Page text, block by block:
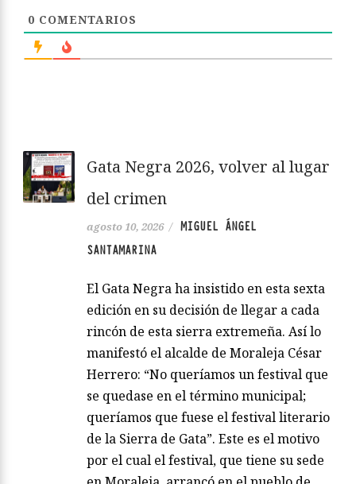
0 COMENTARIOS
Gata Negra 2026, volver al lugar
del crimen
agosto 10, 2026 / MIGUEL ÁNGEL
SANTAMARINA
El Gata Negra ha insistido en esta sexta
edición en su decisión de llegar a cada
rincón de esta sierra extremeña. Así lo
manifestó el alcalde de Moraleja César
Herrero: “No queríamos un festival que
se quedase en el término municipal;
queríamos que fuese el festival literario
de la Sierra de Gata”. Este es el motivo
por el cual el festival, que tiene su sede